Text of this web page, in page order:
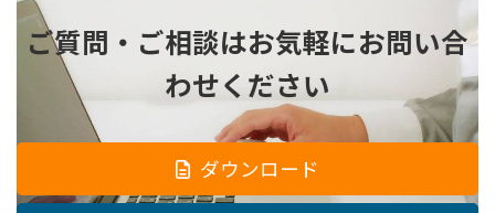
ご質問・ご相談はお気軽にお問い合
わせください
ダウンロード